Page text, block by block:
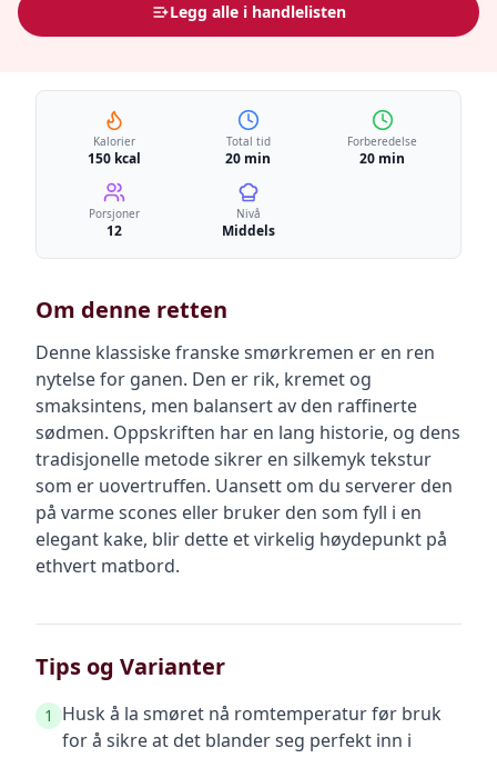
Legg alle i handlelisten
Kalorier
150 kcal
Total tid
20 min
Forberedelse
20 min
Porsjoner
12
Nivå
Middels
Om denne retten
Denne klassiske franske smørkremen er en ren
nytelse for ganen. Den er rik, kremet og
smaksintens, men balansert av den raffinerte
sødmen. Oppskriften har en lang historie, og dens
tradisjonelle metode sikrer en silkemyk tekstur
som er uovertruffen. Uansett om du serverer den
på varme scones eller bruker den som fyll i en
elegant kake, blir dette et virkelig høydepunkt på
ethvert matbord.
Tips og Varianter
1
Husk å la smøret nå romtemperatur før bruk
for å sikre at det blander seg perfekt inn i